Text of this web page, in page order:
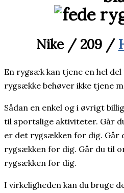
Nike / 209 /
En rygsæk kan tjene en hel
rygsække behøver ikke tjene
Sådan en enkel og i øvrigt
til sportslige aktiviteter. Går
er det rygsækken for dig. Går
rygsækken for dig. Går du til
rygsækken for dig.
I virkeligheden kan du bruge